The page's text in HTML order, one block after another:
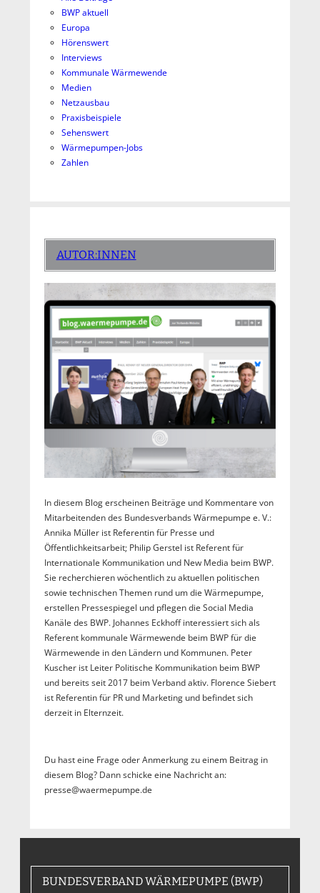
BWP aktuell
Europa
Hörenswert
Interviews
Kommunale Wärmewende
Medien
Netzausbau
Praxisbeispiele
Sehenswert
Wärmepumpen-Jobs
Zahlen
AUTOR:INNEN
In diesem Blog erscheinen Beiträge und Kommentare von
Mitarbeitenden des Bundesverbands Wärmepumpe e. V.:
Annika Müller ist Referentin für Presse und
Öffentlichkeitsarbeit; Philip Gerstel ist Referent für
Internationale Kommunikation und New Media beim BWP.
Sie recherchieren wöchentlich zu aktuellen politischen
sowie technischen Themen rund um die Wärmepumpe,
erstellen Pressespiegel und pflegen die Social Media
Kanäle des BWP. Johannes Eckhoff interessiert sich als
Referent kommunale Wärmewende beim BWP für die
Wärmewende in den Ländern und Kommunen. Peter
Kuscher ist Leiter Politische Kommunikation beim BWP
und bereits seit 2017 beim Verband aktiv. Florence Siebert
ist Referentin für PR und Marketing und befindet sich
derzeit in Elternzeit.
Du hast eine Frage oder Anmerkung zu einem Beitrag in
diesem Blog? Dann schicke eine Nachricht an:
presse@waermepumpe.de
BUNDESVERBAND WÄRMEPUMPE (BWP)